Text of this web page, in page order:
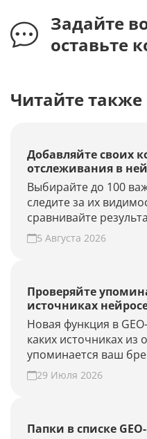
Задайте
оставьте
Читайте также
Добавляйте своих
отслеживания в
Выбирайте до 100
следите за их
сравнивайте
5 Августа 2026
Проверяйте
источниках
Новая функция в
каких источниках из
упоминается ваш
29 Июля 2026
Папки в списке